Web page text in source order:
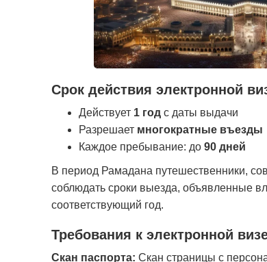
Срок действия электронной
Действует 1 год с даты выдачи
Разрешает многократные въезды
Каждое пребывание: до 90 дней
В период Рамадана путешественники,
соблюдать сроки выезда, объявленные
соответствующий год.
Требования к электронной
Скан паспорта: Скан страницы с